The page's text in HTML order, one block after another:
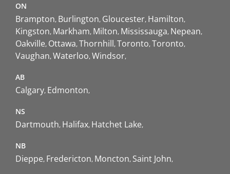
ON
Brampton Burlington Gloucester Hamilton
Kingston Markham Milton Mississauga Nepean
Oakville Ottawa Thornhill Toronto Toronto
Vaughan Waterloo Windsor
AB
Calgary Edmonton
NS
Dartmouth Halifax Hatchet Lake
NB
Dieppe Fredericton Moncton Saint John